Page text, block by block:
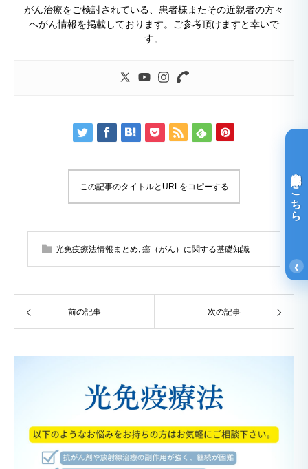
がん治療をご検討されている、患者様またその近親者の方々
へがん情報を掲載しております。ご参考頂けますと幸いで
す。
この記事のタイトルとURLをコピーする
光免疫療法情報まとめ 癌（がん）に関する基礎知識
前の記事 次の記事
‹
光免疫療法詳細はこちら